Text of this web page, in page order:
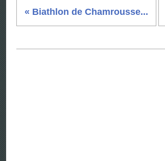
« Biathlon de Chamrousse...